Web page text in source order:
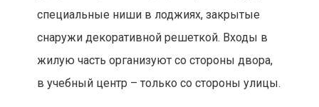
специальные ниши в лоджиях, закрытые
снаружи декоративной решеткой. Входы в
жилую часть организуют со стороны двора,
в учебный центр – только со стороны улицы.